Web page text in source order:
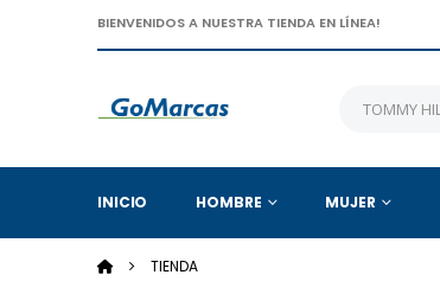
BIENVENIDOS A NUESTRA TIENDA EN LÍNEA!
INICIO HOMBRE MUJER
TIENDA